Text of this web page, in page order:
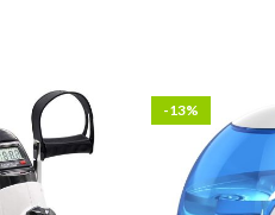
-13%